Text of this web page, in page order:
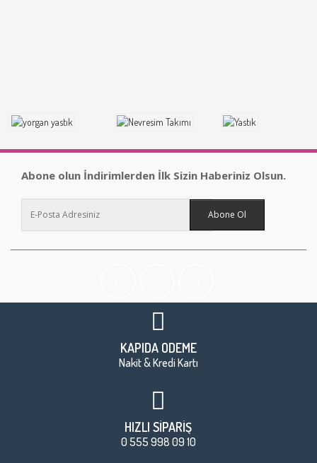
Abone olun İndirimlerden İlk Sizin Haberiniz Olsun.
Abone Ol
KAPIDA ÖDEME
Nakit & Kredi Kartı
HIZLI SİPARİŞ
0 555 998 09 10